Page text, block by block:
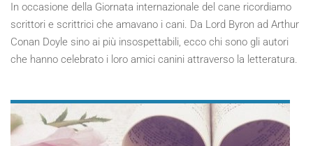
In occasione della Giornata internazionale del cane ricordiamo
scrittori e scrittrici che amavano i cani. Da Lord Byron ad Arthur
Conan Doyle sino ai più insospettabili, ecco chi sono gli autori
che hanno celebrato i loro amici canini attraverso la letteratura.